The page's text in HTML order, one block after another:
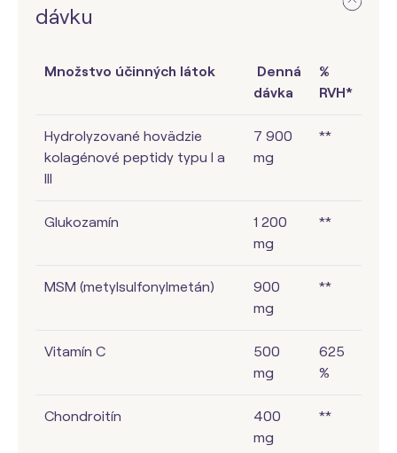
dávku
Množstvo účinných látok
Denná
dávka
%
RVH*
Hydrolyzované hovädzie
kolagénové peptidy typu I a
III
7 900
mg
**
Glukozamín
1 200
mg
**
MSM (metylsulfonylmetán)
900
mg
**
Vitamín C
500
mg
625
%
Chondroitín
400
mg
**